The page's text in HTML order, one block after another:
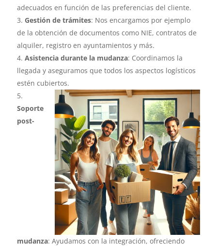
adecuados en función de las preferencias del cliente.
Gestión de trámites: Nos encargamos por ejemplo
de la obtención de documentos como NIE, contratos de
alquiler, registro en ayuntamientos y más.
Asistencia durante la mudanza: Coordinamos la
llegada y aseguramos que todos los aspectos logísticos
estén cubiertos.
Soporte
post-
mudanza: Ayudamos con la integración, ofreciendo